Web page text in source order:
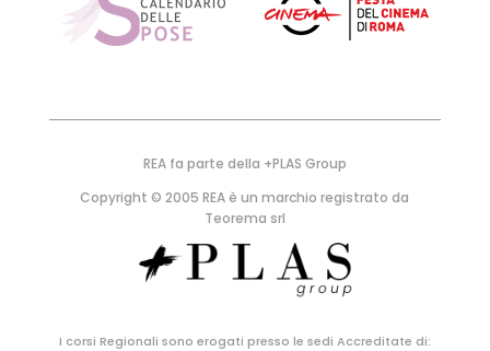
REA fa parte della +PLAS Group
Copyright © 2005 REA è un marchio registrato da
Teorema srl
I corsi Regionali sono erogati presso le sedi Accreditate di: